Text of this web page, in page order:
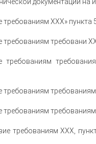
требованиям ХХХ» пункта
требованиям требовани
требованиям
требованиям
требованиям требованиям
требованиям ХХХ,